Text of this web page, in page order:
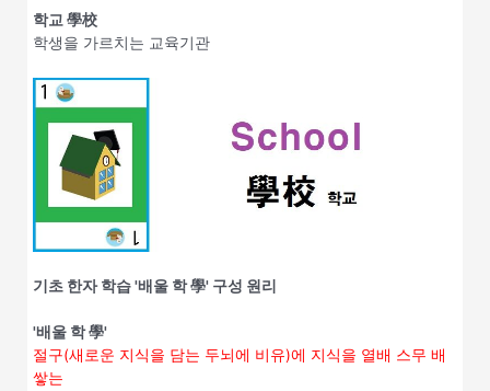
학교 學校
학생을 가르치는 교육기관
기초 한자 학습 '배울 학 學' 구성 원리
'배울 학 學'
절구(새로운 지식을 담는 두뇌에 비유)에 지식을 열배 스무 배
쌓는